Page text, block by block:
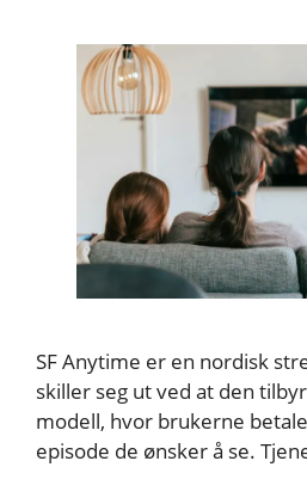
SF Anytime er en nordisk
skiller seg ut ved at den
modell, hvor brukerne
episode de ønsker å se.